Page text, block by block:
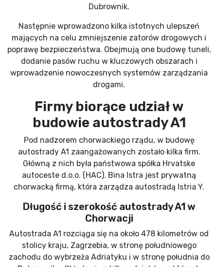
Dubrownik.
Następnie wprowadzono kilka istotnych ulepszeń
mających na celu zmniejszenie zatorów drogowych i
poprawę bezpieczeństwa. Obejmują one budowę tuneli,
dodanie pasów ruchu w kluczowych obszarach i
wprowadzenie nowoczesnych systemów zarządzania
drogami.
Firmy biorące udział w
budowie autostrady A1
Pod nadzorem chorwackiego rządu, w budowę
autostrady A1 zaangażowanych zostało kilka firm.
Główną z nich była państwowa spółka Hrvatske
autoceste d.o.o. (HAC). Bina Istra jest prywatną
chorwacką firmą, która zarządza autostradą Istria Y.
Długość i szerokość autostrady A1 w
Chorwacji
Autostrada A1 rozciąga się na około 478 kilometrów od
stolicy kraju, Zagrzebia, w stronę południowego
zachodu do wybrzeża Adriatyku i w stronę południa do